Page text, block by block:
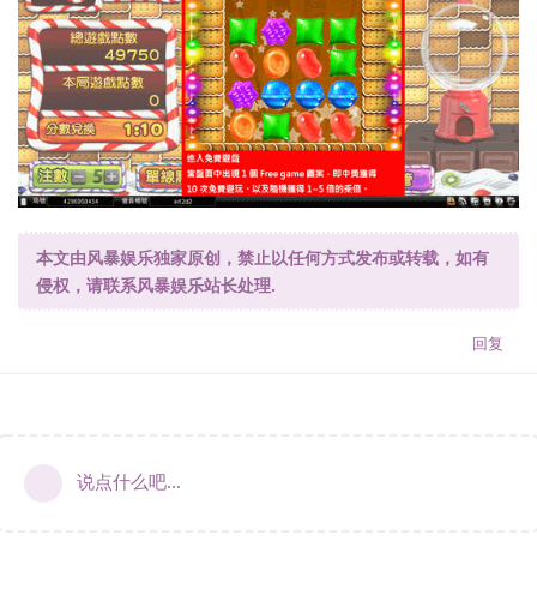
本文由风暴娱乐独家原创，禁止以任何方式发布或转载，如有
侵权，请联系风暴娱乐站长处理.
回复
说点什么吧...